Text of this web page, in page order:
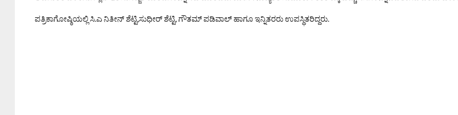
ಪತ್ರಿಕಾಗೋಷ್ಠಿಯಲ್ಲಿ ಸಿ.ಎ ನಿತೀನ್ ಶೆಟ್ಟಿ,ಸುಧೀರ್ ಶೆಟ್ಟಿ, ಗೌತಮ್ ಪಡಿವಾಲ್ ಹಾಗೂ ಇನ್ನಿತರರು ಉಪಸ್ಥಿತರಿದ್ದರು.